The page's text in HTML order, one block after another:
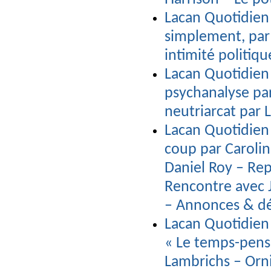
Lacan
simplement,
intimité
Lacan
psychanalyse
neutriarcat par
Lacan
coup par
Daniel Roy –
Rencontre avec
– Annonces &
Lacan
« Le temps-
Lambrichs –